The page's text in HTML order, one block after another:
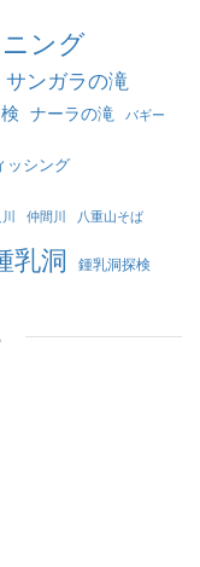
ング
サンガラの滝
ナーラの滝 バギー
ッシング
仲間川 八重山そば
乳洞 鍾乳洞探検